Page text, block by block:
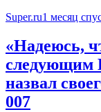
Super.ru1 месяц
«Надеюсь,
следующим
назвал
007